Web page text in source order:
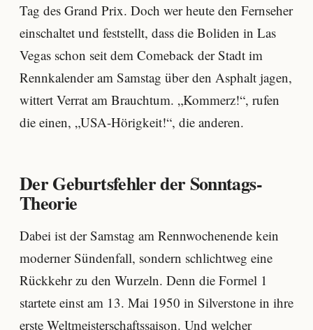
Tag des Grand Prix. Doch wer heute den Fernseher
einschaltet und feststellt, dass die Boliden in Las
Vegas schon seit dem Comeback der Stadt im
Rennkalender am Samstag über den Asphalt jagen,
wittert Verrat am Brauchtum. „Kommerz!“, rufen
die einen, „USA-Hörigkeit!“, die anderen.
Der Geburtsfehler der Sonntags-
Theorie
Dabei ist der Samstag am Rennwochenende kein
moderner Sündenfall, sondern schlichtweg eine
Rückkehr zu den Wurzeln. Denn die Formel 1
startete einst am 13. Mai 1950 in Silverstone in ihre
erste Weltmeisterschaftssaison. Und welcher